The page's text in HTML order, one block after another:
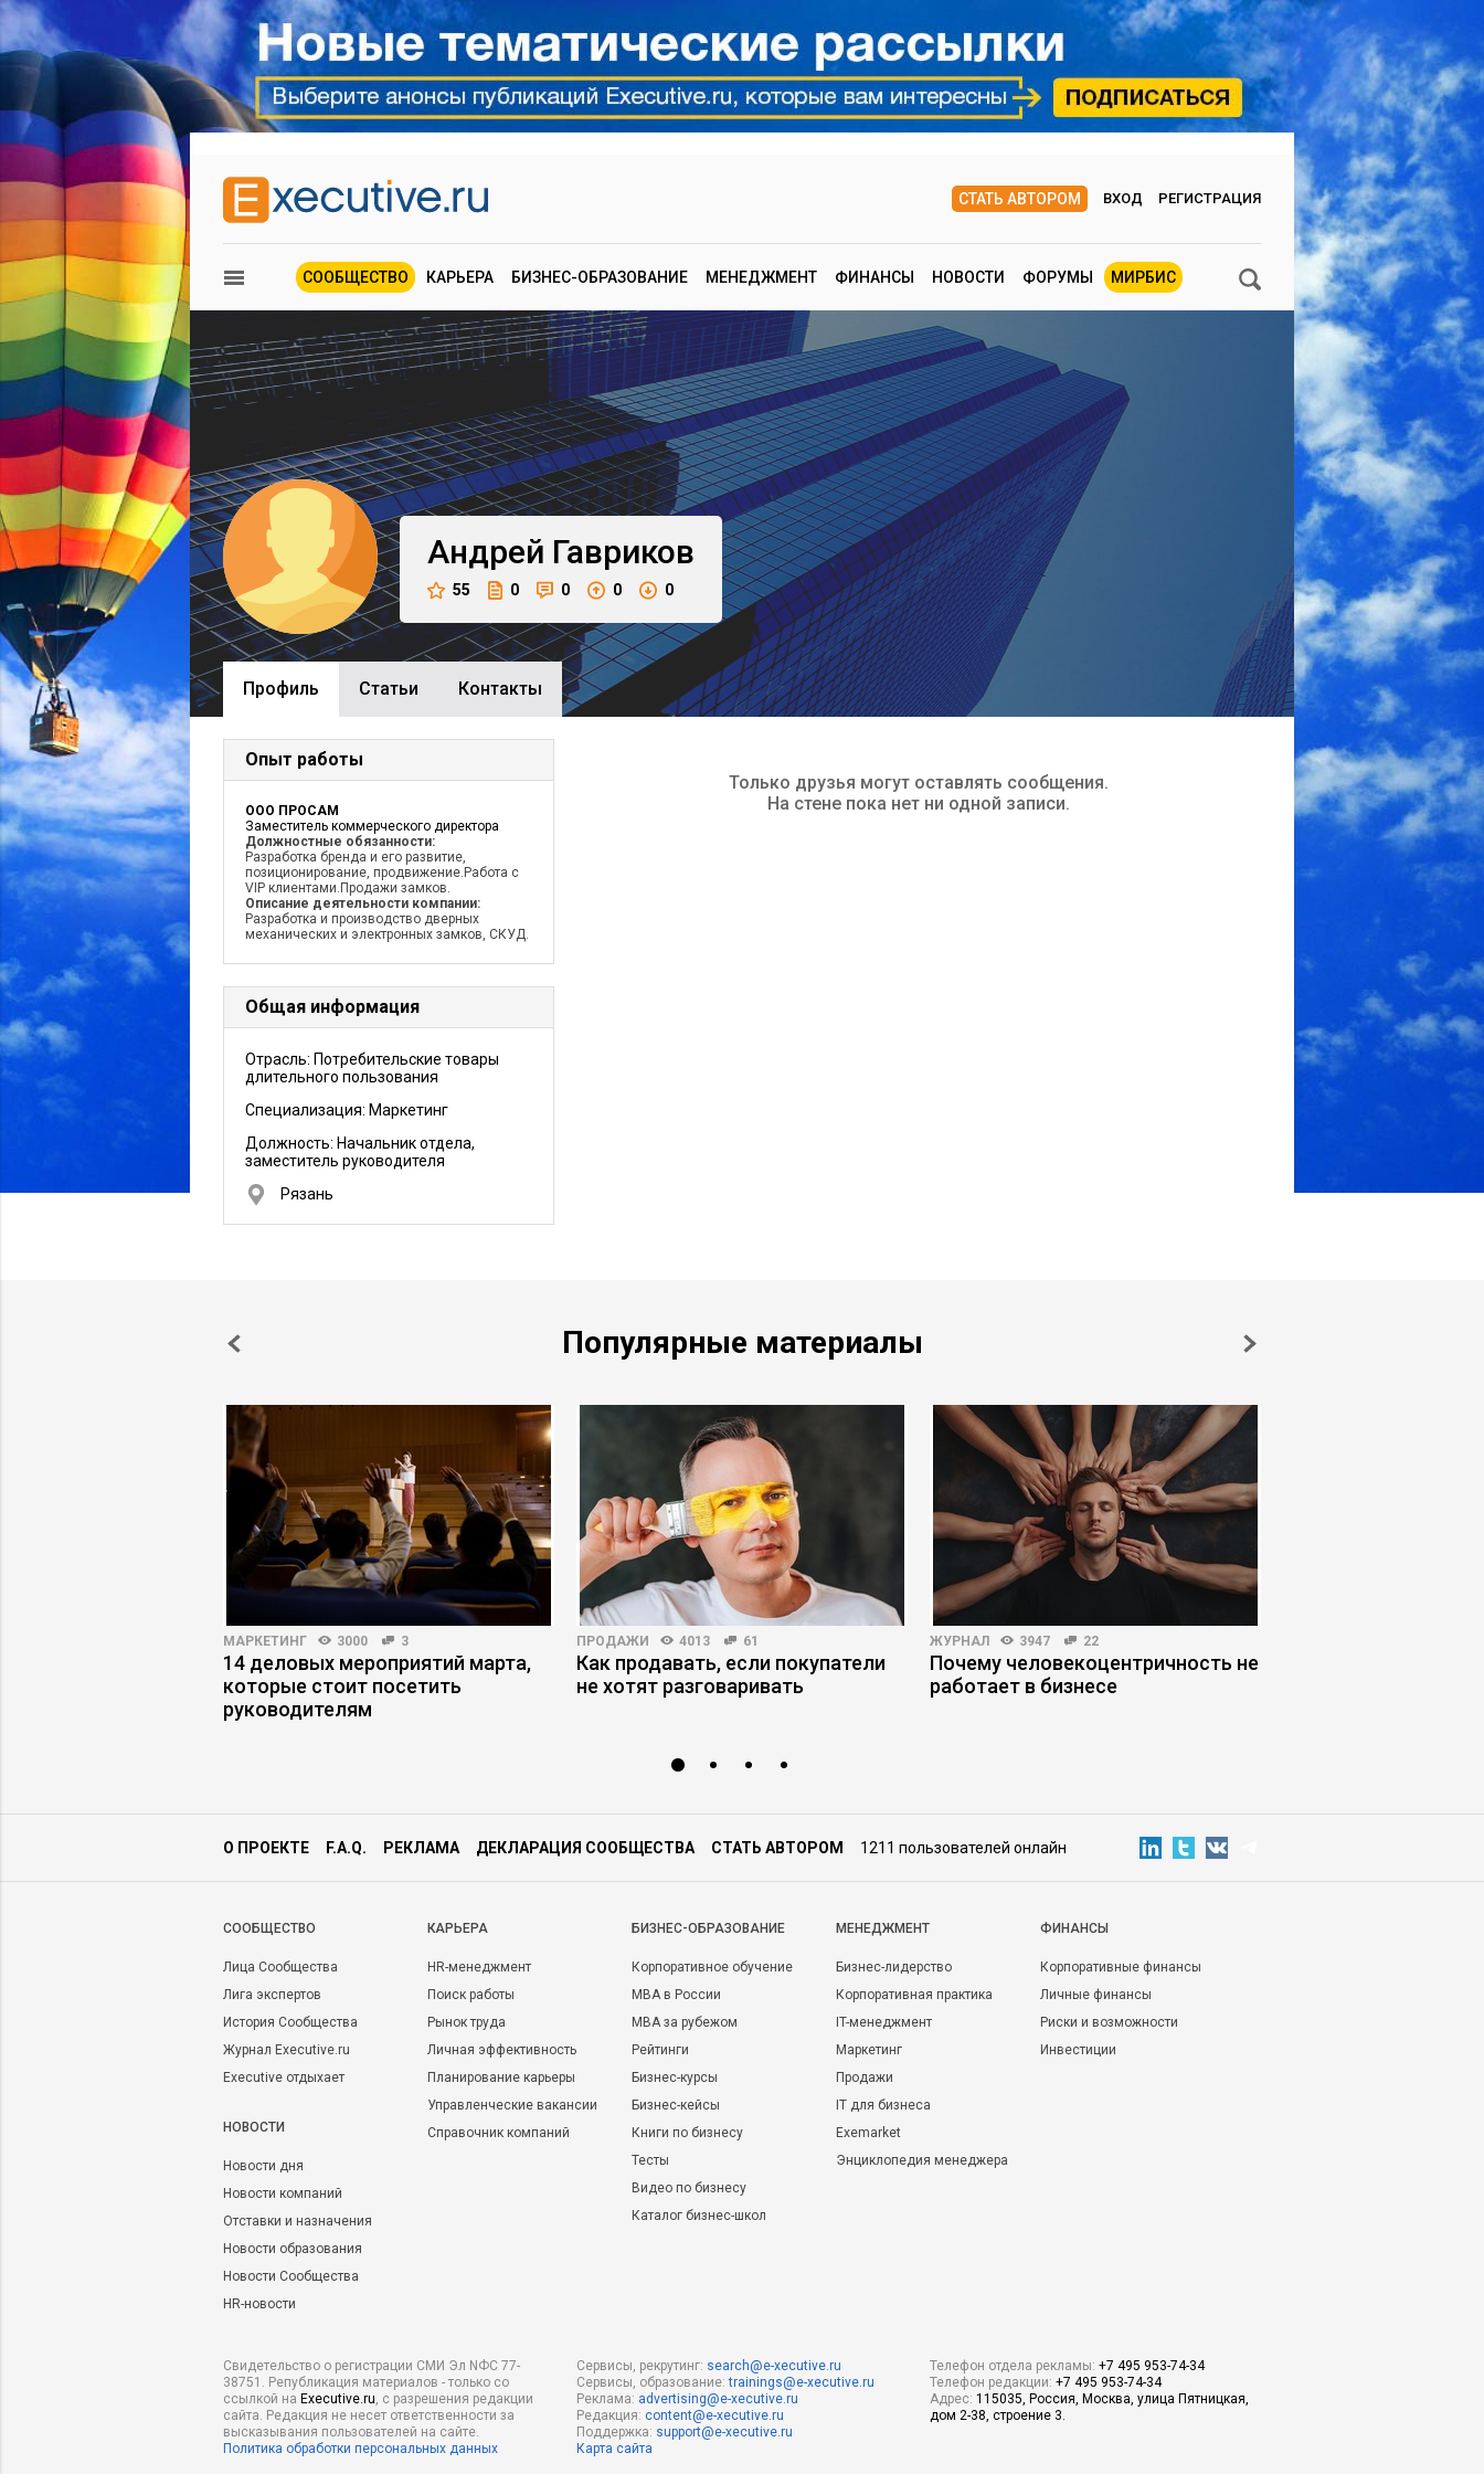
СТАТЬ АВТОРОМ ВХОД РЕГИСТРАЦИЯ
СООБЩЕСТВО КАРЬЕРА БИЗНЕС-ОБРАЗОВАНИЕ МЕНЕДЖМЕНТ ФИНАНСЫ НОВОСТИ ФОРУМЫ МИРБИС
Андрей Гавриков
55 0 0 0 0
Профиль Cтатьи Контакты
Опыт работы
ООО ПРОСАМ
Заместитель коммерческого директора
Должностные обязанности:
Разработка бренда и его развитие,
позиционирование, продвижение.Работа с
VIP клиентами.Продажи замков.
Описание деятельности компании:
Разработка и производство дверных
механических и электронных замков, СКУД.
Общая информация
Отрасль: Потребительские товары
длительного пользования
Специализация: Маркетинг
Должность: Начальник отдела,
заместитель руководителя
Рязань
Только друзья могут оставлять сообщения.
На стене пока нет ни одной записи.
Популярные материалы
МАРКЕТИНГ 3000 3
14 деловых мероприятий марта,
которые стоит посетить
руководителям
ПРОДАЖИ 4013 61
Как продавать, если покупатели
не хотят разговаривать
ЖУРНАЛ 3947 22
Почему человекоцентричность не
работает в бизнесе
О ПРОЕКТЕ F.A.Q. РЕКЛАМА ДЕКЛАРАЦИЯ СООБЩЕСТВА СТАТЬ АВТОРОМ 1211 пользователей онлайн
CООБЩЕСТВО
Лица Сообщества
Лига экспертов
История Сообщества
Журнал Executive.ru
Executive отдыхает
НОВОСТИ
Новости дня
Новости компаний
Отставки и назначения
Новости образования
Новости Сообщества
HR-новости
КАРЬЕРА
HR-менеджмент
Поиск работы
Рынок труда
Личная эффективность
Планирование карьеры
Управленческие вакансии
Справочник компаний
БИЗНЕС-ОБРАЗОВАНИЕ
Корпоративное обучение
MBA в России
MBA за рубежом
Рейтинги
Бизнес-курсы
Бизнес-кейсы
Книги по бизнесу
Тесты
Видео по бизнесу
Каталог бизнес-школ
МЕНЕДЖМЕНТ
Бизнес-лидерство
Корпоративная практика
IT-менеджмент
Маркетинг
Продажи
IT для бизнеса
Exemarket
Энциклопедия менеджера
ФИНАНСЫ
Корпоративные финансы
Личные финансы
Риски и возможности
Инвестиции
Свидетельство о регистрации СМИ Эл NФС 77-
38751. Републикация материалов - только со
ссылкой на Executive.ru, с разрешения редакции
сайта. Редакция не несет ответственности за
высказывания пользователей на сайте.
Политика обработки персональных данных
Сервисы, рекрутинг: search@e-xecutive.ru
Сервисы, образование:trainings@e-xecutive.ru
Реклама: advertising@e-xecutive.ru
Редакция: content@e-xecutive.ru
Поддержка: support@e-xecutive.ru
Карта сайта
Телефон отдела рекламы: +7 495 953-74-34
Телефон редакции: +7 495 953-74-34
Адрес: 115035, Россия, Москва, улица Пятницкая,
дом 2-38, строение 3.